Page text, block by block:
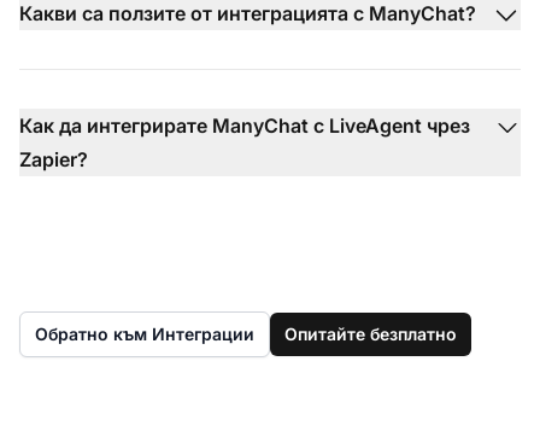
Какви са ползите от интеграцията с ManyChat?
Как да интегрирате ManyChat с LiveAgent чрез
Zapier?
Обратно към Интеграции Опитайте безплатно